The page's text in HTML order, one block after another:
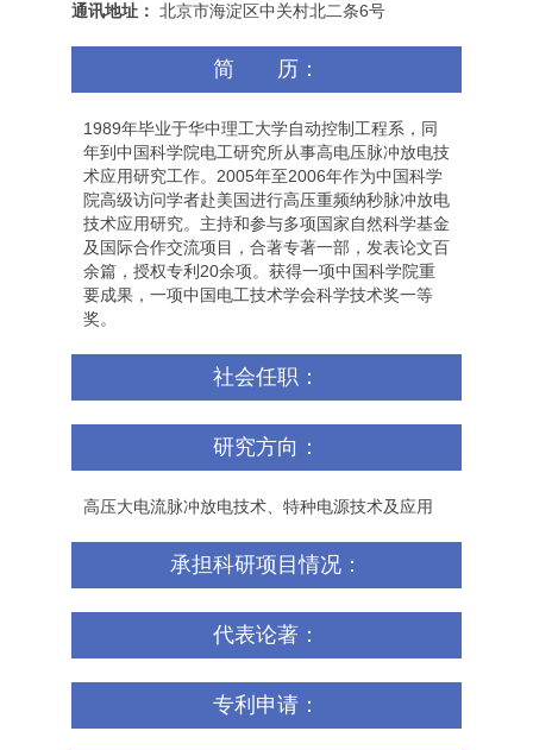
通讯地址： 北京市海淀区中关村北二条6号
简 历：
1989年毕业于华中理工大学自动控制工程系，同
年到中国科学院电工研究所从事高电压脉冲放电技
术应用研究工作。 2005年至2006年作为中国科学
院高级访问学者赴美国进行高压重频纳秒脉冲放电
技术应用研究。主持和参与多项国家自然科学基金
及国际合作交流项目，合著专著一部，发表论文百
余篇，授权专利 20余项。获得一项中国科学院重
要成果，一项中国电工技术学会科学技术奖一等
奖。
社会任职：
研究方向：
高压大电流脉冲放电技术、特种电源技术及应用
承担科研项目情况：
代表论著：
专利申请：